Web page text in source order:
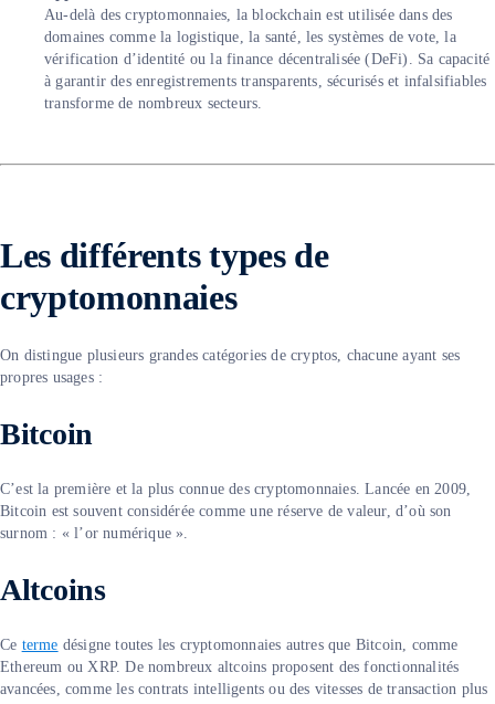
Au-delà des cryptomonnaies, la blockchain est utilisée dans des
domaines comme la logistique, la santé, les systèmes de vote, la
vérification d’identité ou la finance décentralisée (DeFi). Sa capacité
à garantir des enregistrements transparents, sécurisés et infalsifiables
transforme de nombreux secteurs.
Les différents types de
cryptomonnaies
On distingue plusieurs grandes catégories de cryptos, chacune ayant ses
propres usages :
Bitcoin
C’est la première et la plus connue des cryptomonnaies. Lancée en 2009,
Bitcoin est souvent considérée comme une réserve de valeur, d’où son
surnom : « l’or numérique ».
Altcoins
Ce terme désigne toutes les cryptomonnaies autres que Bitcoin, comme
Ethereum ou XRP. De nombreux altcoins proposent des fonctionnalités
avancées, comme les contrats intelligents ou des vitesses de transaction plus